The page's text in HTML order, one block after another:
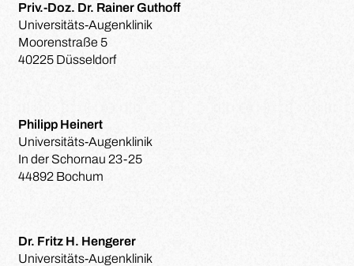
Priv.-Doz. Dr. Rainer Guthoff
Universitäts-Augenklinik
Moorenstraße 5
40225 Düsseldorf
Philipp Heinert
Universitäts-Augenklinik
In der Schornau 23-25
44892 Bochum
Dr. Fritz H. Hengerer
Universitäts-Augenklinik